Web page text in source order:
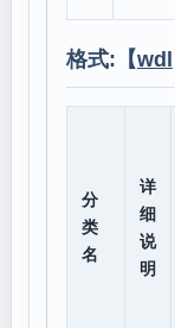
格式:【wdl
分
类
名
详
细
说
明